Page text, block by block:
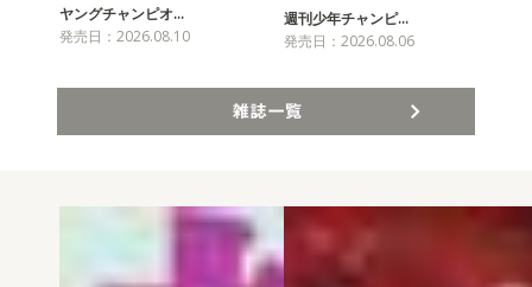
ヤングチャンピオ…
発売日：2026.08.10
週刊少年チャンピ…
発売日：2026.08.06